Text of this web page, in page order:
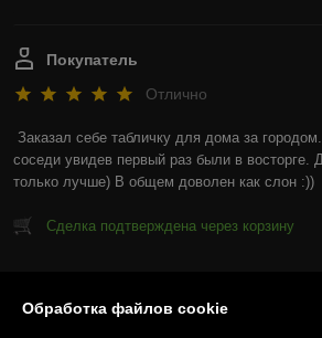
Покупатель
Отлично
Заказал себе табличку для дома за
соседи увидев первый раз были в восторге.
только лучше) В общем доволен как слон :))
Сделка подтверждена через корзину
Обработка файлов cookie